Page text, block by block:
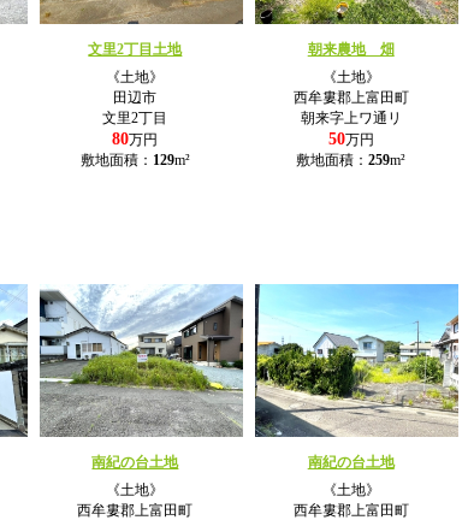
文里2丁目土地
《土地》
田辺市
文里2丁目
80万円
敷地面積： 129m²
朝来農地 畑
《土地》
西牟婁郡上富田町
朝来字上ワ通リ
50万円
敷地面積：259m²
南紀の台土地
《土地》
西牟婁郡上富田町
南紀の台土地
《土地》
西牟婁郡上富田町